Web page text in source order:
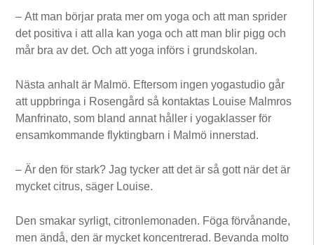
– Att man börjar prata mer om yoga och att man sprider
det positiva i att alla kan yoga och att man blir pigg och
mår bra av det. Och att yoga införs i grundskolan.
Nästa anhalt är Malmö. Eftersom ingen yogastudio går
att uppbringa i Rosengård så kontaktas Louise Malmros
Manfrinato, som bland annat håller i yogaklasser för
ensamkommande flyktingbarn i Malmö innerstad.
– Är den för stark? Jag tycker att det är så gott när det är
mycket citrus, säger Louise.
Den smakar syrligt, citronlemonaden. Föga förvånande,
men ändå, den är mycket koncentrerad. Bevanda molto